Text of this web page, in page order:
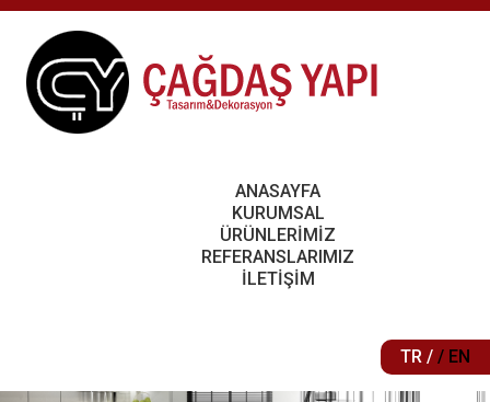
ANASAYFA
KURUMSAL
ÜRÜNLERİMİZ
REFERANSLARIMIZ
İLETİŞİM
TR / / EN